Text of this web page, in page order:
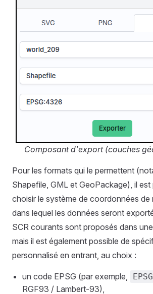
Composant d'export (couches
Pour les formats qui le permettent
Shapefile, GML et GeoPackage), il est
choisir le système de coordonnées de
dans lequel les données seront
SCR courants sont proposés dans
mais il est également possible de
personnalisé en entrant, au choix :
un code EPSG (par exemple,
RGF93 / Lambert-93),